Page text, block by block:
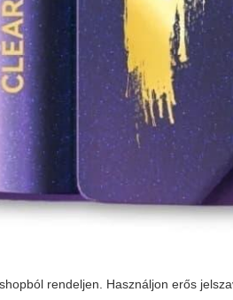
rendeljen. Használjon erős